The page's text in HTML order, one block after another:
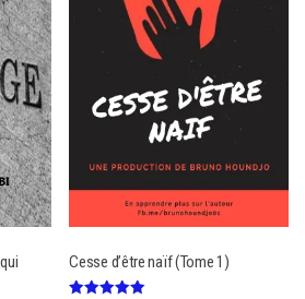
Cesse d’être naïf (Tome 1)